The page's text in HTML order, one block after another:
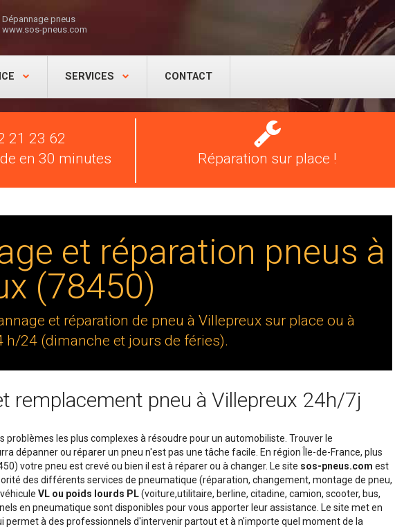
Dépannage pneus
www.sos-pneus.com
SERVICES CONTACT
21 23 62
en 30 minutes
Réparation
pneus
Réparation sur place !
et réparation pneus à
(78450)
et réparation de pneu à Villepreux sur place ou à
24 (dimanche et jours de féries).
remplacement pneu à Villepreux 24h/7j
problèmes les plus complexes à résoudre pour un automobiliste. Trouver le
dépanner ou réparer un pneu n'est pas une tâche facile. En région Île-de-France, plus
votre pneu est crevé ou bien il est à réparer ou à changer. Le site sos-pneus.com est
des différents services de pneumatique (réparation, changement, montage de pneu,
VL ou poids lourds PL(voiture,utilitaire, berline, citadine, camion, scooter, bus,
en pneumatique sont disponibles pour vous apporter leur assistance. Le site met en
permet à des professionnels d'intervenir partout et à n'importe quel moment de la